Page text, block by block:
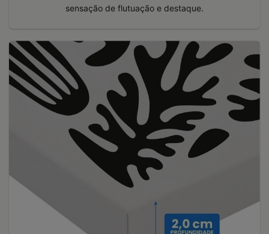
sensação de flutuação e destaque.